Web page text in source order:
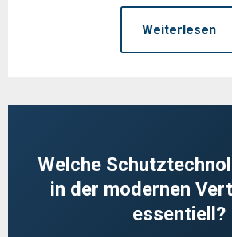
Weiterlesen
Welche
in der modernen
essentiell?